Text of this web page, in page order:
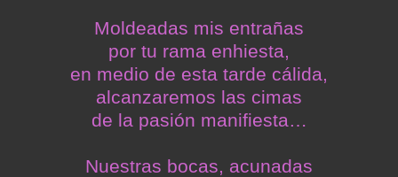
Moldeadas mis entrañas
por tu rama enhiesta,
en medio de esta tarde cálida,
alcanzaremos las cimas
de la pasión manifiesta…
Nuestras bocas, acunadas